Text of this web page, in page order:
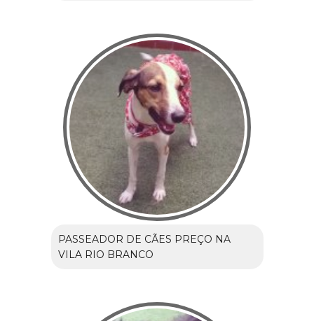
PASSEADOR DE CÃES PREÇO NA
VILA RIO BRANCO